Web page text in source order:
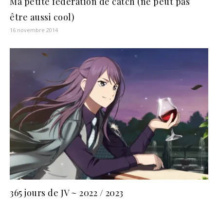
être aussi cool)
16 novembre 2014
365 jours de JV ~ 2022 / 2023